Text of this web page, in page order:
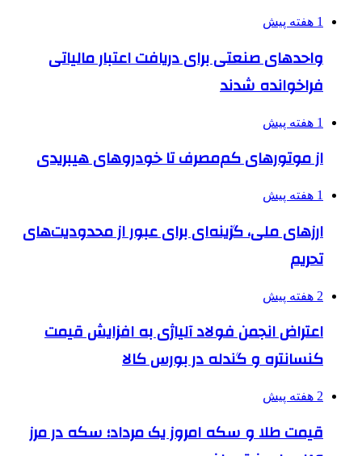
1 هفته پیش
واحدهای صنعتی برای دریافت اعتبار مالیاتی
فراخوانده شدند
1 هفته پیش
از موتورهای کم‌مصرف تا خودروهای هیبریدی
1 هفته پیش
ارزهای ملی، گزینه‌ای برای عبور از محدودیت‌های
تحریم
2 هفته پیش
اعتراض انجمن فولاد آلیاژی به افزایش قیمت
کنسانتره و گندله در بورس کالا
2 هفته پیش
قیمت طلا و سکه امروز یک مرداد؛ سکه در مرز